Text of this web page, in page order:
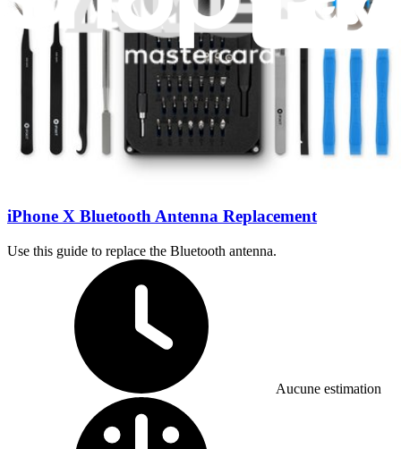
Difficile
iPhone X Bluetooth Antenna Replacement
Use this guide to replace the Bluetooth antenna.
Aucune estimation